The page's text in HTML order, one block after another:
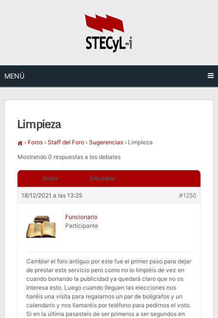
MENÚ
Limpieza
› Foros › Staff del Foro › Sugerencias › Limpieza
Mostrando 0 respuestas a los debates
Autor Entradas
18/12/2021 a las 13:25 #1250
Funcionario
Participante
Cambiar el foro antiguo por este fue el primer paso para dejar
de prestar este servicio pero como no lo limpiéis de vez en
cuando borrando la publicidad ya quedará claro que no os
interesa esto. Luego cuando lleguen las elecciones nos
haréis una visita para regalarnos un par de bolígrafos y un
calendario y nos llamaréis por teléfono para pedirnos el voto.
Si en la última pasasteis de ser primeros a ser segundos en